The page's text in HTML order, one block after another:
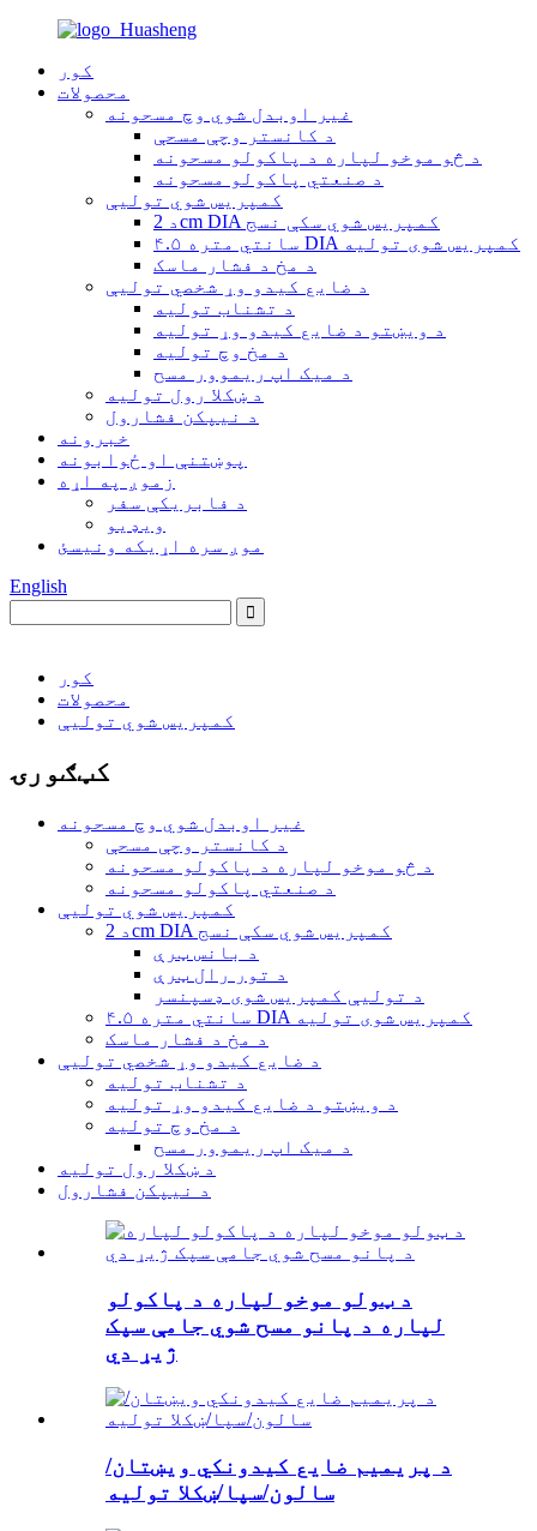
کور
محصولات
غیر اوبدل شوي وچ مسحونه
د کانستر وچې مسحې
د څو موخو لپاره د پاکولو مسحونه
د صنعتي پاکولو مسحونه
کمپریس شوي تولیې
د 2cm DIA کمپریس شوي سکې نسج
۴.۵ سانتي متره DIA کمپریس شوی تولیه
د مخ د فشار ماسک
د ضایع کیدو وړ شخصي تولیې
د تشناب تولیه
د ویښتو د ضایع کیدو وړ تولیه
د مخ وچ تولیه
د میک اپ ریموور مسح
د ښکلا رول تولیه
د نیپکن فشارول
خبرونه
پوښتنې او ځوابونه
زموږ په اړه
د فابریکې سفر
ویډیو
موږ سره اړیکه ونیسئ
English
کور
محصولات
کمپریس شوي تولیې
کټګورۍ
غیر اوبدل شوي وچ مسحونه
د کانستر وچې مسحې
د څو موخو لپاره د پاکولو مسحونه
د صنعتي پاکولو مسحونه
کمپریس شوي تولیې
د 2cm DIA کمپریس شوي سکې نسج
د بانس ټرې
د تور رال ټرې
د تولیې کمپریس شوی ډسپنسر
۴.۵ سانتي متره DIA کمپریس شوی تولیه
د مخ د فشار ماسک
د ضایع کیدو وړ شخصي تولیې
د تشناب تولیه
د ویښتو د ضایع کیدو وړ تولیه
د مخ وچ تولیه
د میک اپ ریموور مسح
د ښکلا رول تولیه
د نیپکن فشارول
د ټولو موخو لپاره د پاکولو
لپاره د پانو مسح شوي جامې سپک
ژیړ دي
د پریمیم ضایع کیدونکي ویښتان/
سالون/سپا/ښکلا تولیه